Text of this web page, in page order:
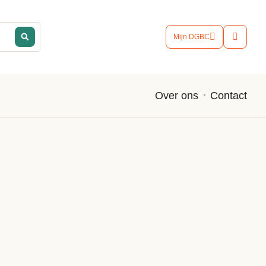
Mijn DGBC
Over ons Contact